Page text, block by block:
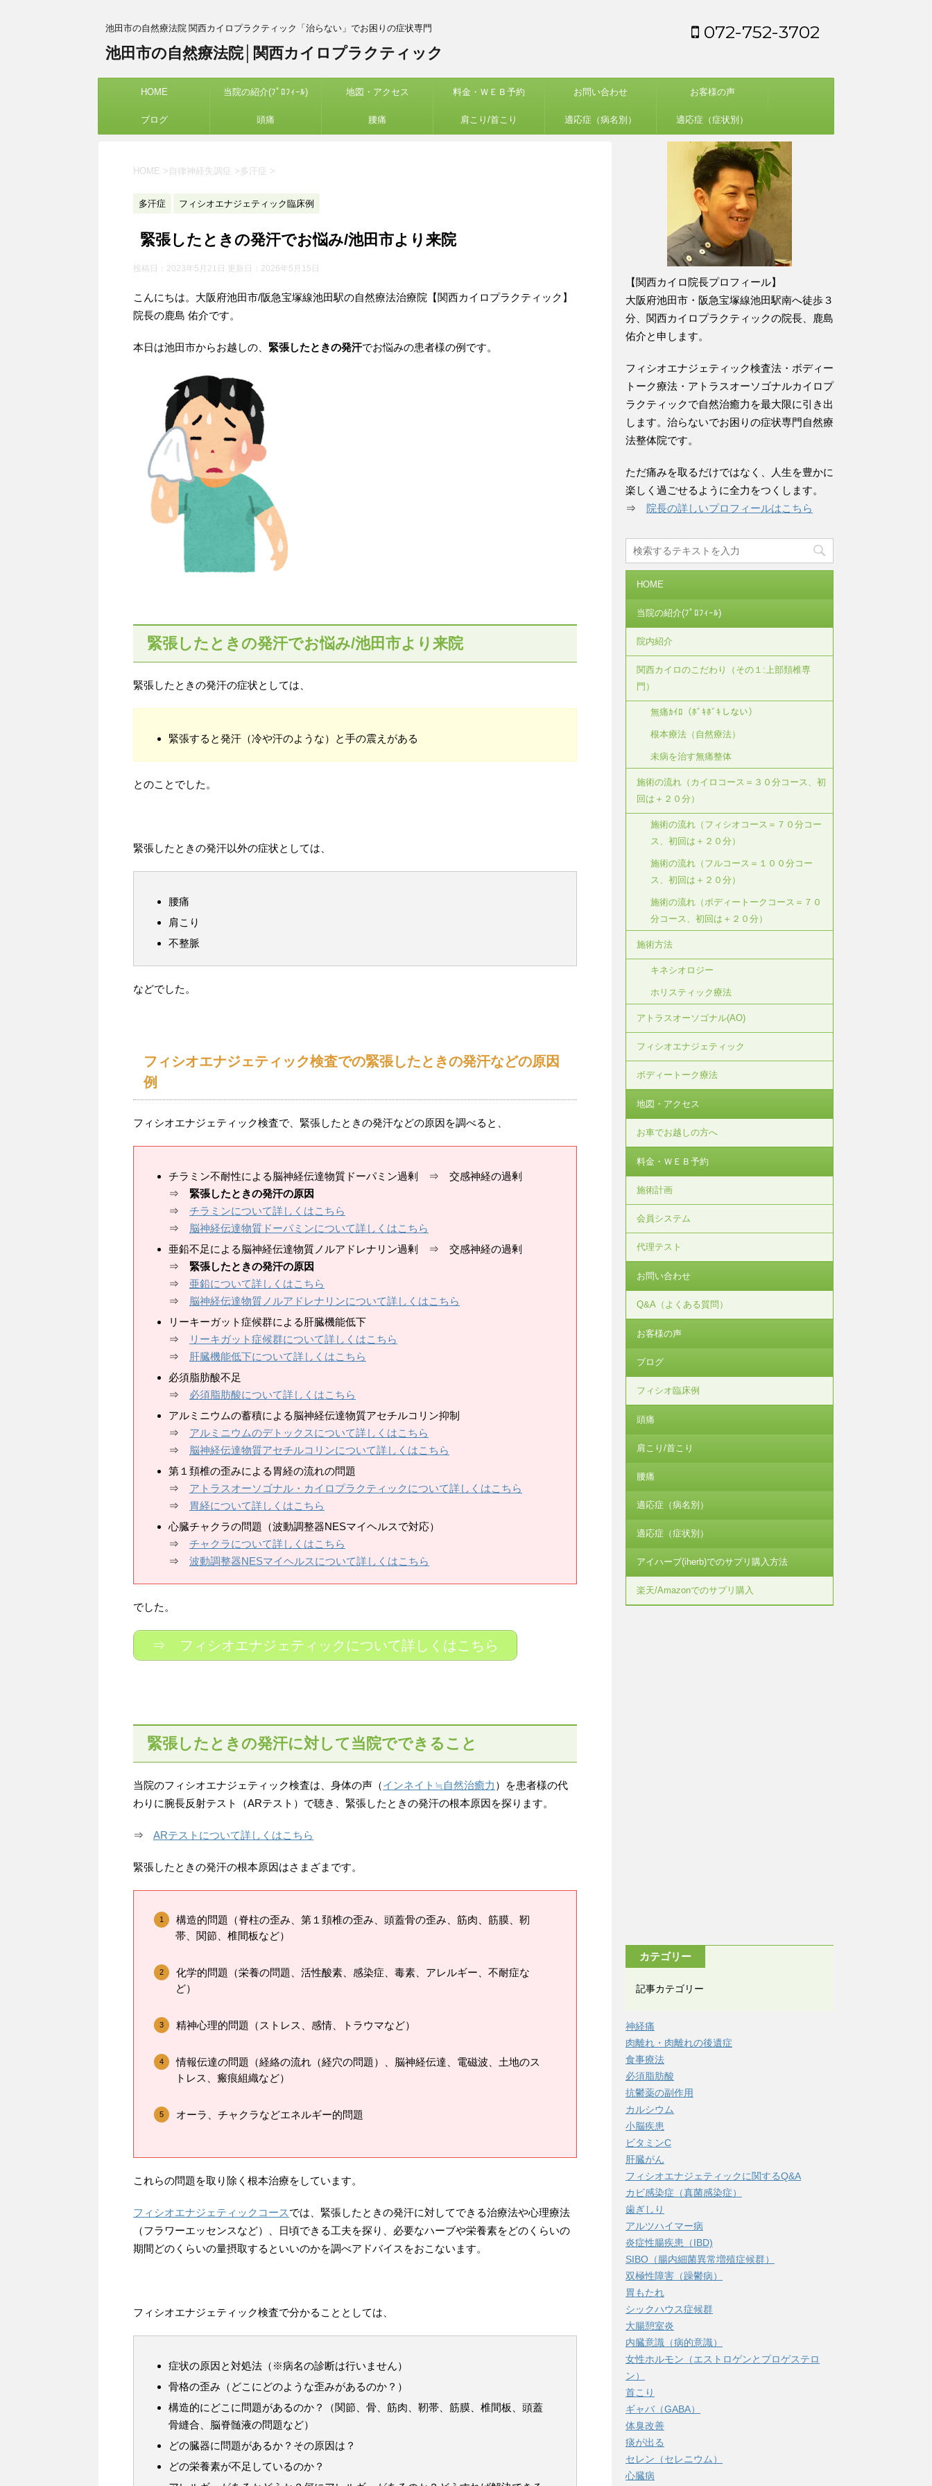
池田市の自然療法院 関西カイロプラクティック「治らない」でお困りの症状専門
池田市の自然療法院│関西カイロプラクティック
072-752-3702
HOME 当院の紹介(ﾌﾟﾛﾌｨｰﾙ) 地図・アクセス 料金・ＷＥＢ予約 お問い合わせ お客様の声
ブログ 頭痛 腰痛 肩こり/首こり 適応症（病名別） 適応症（症状別）
HOME > 自律神経失調症 > 多汗症 >
多汗症 フィシオエナジェティック臨床例
緊張したときの発汗でお悩み/池田市より来院
投稿日：2023年5月21日 更新日： 2026年5月15日
こんにちは。大阪府池田市/阪急宝塚線池田駅の自然療法治療院【関西カイロプラクティック】
院長の鹿島 佑介です。
本日は池田市からお越しの、 緊張したときの発汗でお悩みの患者様の例です。
緊張したときの発汗でお悩み/池田市より来院
緊張したときの発汗の症状としては、
緊張すると発汗（冷や汗のような）と手の震えがある
とのことでした。
緊張したときの発汗以外の症状としては、
腰痛
肩こり
不整脈
などでした。
フィシオエナジェティック検査での緊張したときの発汗などの原因
例
フィシオエナジェティック検査で、緊張したときの発汗などの原因を調べると、
チラミン不耐性による脳神経伝達物質ドーパミン過剰 ⇒ 交感神経の過剰
⇒ 緊張したときの発汗の原因
⇒ チラミンについて詳しくはこちら
⇒ 脳神経伝達物質ドーパミンについて詳しくはこちら
亜鉛不足による脳神経伝達物質ノルアドレナリン過剰 ⇒ 交感神経の過剰
⇒ 緊張したときの発汗の原因
⇒ 亜鉛について詳しくはこちら
⇒ 脳神経伝達物質ノルアドレナリンについて詳しくはこちら
リーキーガット症候群による肝臓機能低下
⇒
リーキガット症候群について詳しくはこちら
⇒
肝臓機能低下について詳しくはこちら
必須脂肪酸不足
⇒ 必須脂肪酸について詳しくはこちら
アルミニウムの蓄積による脳神経伝達物質アセチルコリン抑制
⇒ アルミニウムのデトックスについて詳しくはこちら
⇒ 脳神経伝達物質アセチルコリンについて詳しくはこちら
第１頚椎の歪みによる胃経の流れの問題
⇒ アトラスオーソゴナル・カイロプラクティックについて詳しくはこちら
⇒
胃経について詳しくはこちら
心臓チャクラの問題（波動調整器NESマイヘルスで対応）
⇒ チャクラについて詳しくはこちら
⇒ 波動調整器NESマイヘルスについて詳しくはこちら
でした。
⇒ フィシオエナジェティックについて詳しくはこちら
緊張したときの発汗に対して当院でできること
当院のフィシオエナジェティック検査は、身体の声（インネイト≒自然治癒力 ）を患者様の代
わりに腕長反射テスト（ARテスト）で聴き、緊張したときの発汗の根本原因を探ります。
⇒ ARテストについて詳しくはこちら
緊張したときの発汗の根本原因はさまざまです。
構造的問題（脊柱の歪み、第１頚椎の歪み、頭蓋骨の歪み、筋肉、筋膜、靭
帯、関節、椎間板など）
化学的問題（栄養の問題、活性酸素、感染症、毒素、アレルギー、不耐症な
ど）
精神心理的問題（ストレス、感情、トラウマなど）
情報伝達の問題（経絡の流れ（経穴の問題）、脳神経伝達、電磁波、土地のス
トレス、瘢痕組織など）
オーラ、チャクラなどエネルギー的問題
これらの問題を取り除く根本治療をしています。
フィシオエナジェティックコースでは、緊張したときの発汗に対してできる治療法や心理療法
（フラワーエッセンスなど）、日頃できる工夫を探り、必要なハーブや栄養素をどのくらいの
期間どのくらいの量摂取するといいのかを調べアドバイスをおこないます。
フィシオエナジェティック検査で分かることとしては、
症状の原因と対処法（※病名の診断は行いません）
骨格の歪み（どこにどのような歪みがあるのか？）
構造的にどこに問題があるのか？（関節、骨、筋肉、靭帯、筋膜、椎間板、頭蓋
骨縫合、脳脊髄液の問題など）
どの臓器に問題があるか？その原因は？
どの栄養素が不足しているのか？
【関西カイロ院長プロフィール】
大阪府池田市・阪急宝塚線池田駅南へ徒歩３
分、関西カイロプラクティックの院長、鹿島
佑介と申します。
フィシオエナジェティック検査法・ボディー
トーク療法・アトラスオーソゴナルカイロプ
ラクティックで自然治癒力を最大限に引き出
します。治らないでお困りの症状専門自然療
法整体院です。
ただ痛みを取るだけではなく、人生を豊かに
楽しく過ごせるように全力をつくします。
⇒ 院長の詳しいプロフィールはこちら
HOME
当院の紹介(ﾌﾟﾛﾌｨｰﾙ)
院内紹介
関西カイロのこだわり（その１:上部頚椎専
門）
無痛ｶｲﾛ（ﾎﾞｷﾎﾞｷしない）
根本療法（自然療法）
未病を治す無痛整体
施術の流れ（カイロコース＝３０分コース、初
回は＋２０分）
施術の流れ（フィシオコース＝７０分コー
ス、初回は＋２０分）
施術の流れ（フルコース＝１００分コー
ス、初回は＋２０分）
施術の流れ（ボディートークコース＝７０
分コース、初回は＋２０分）
施術方法
キネシオロジー
ホリスティック療法
アトラスオーソゴナル(AO)
フィシオエナジェティック
ボディートーク療法
地図・アクセス
お車でお越しの方へ
料金・ＷＥＢ予約
施術計画
会員システム
代理テスト
お問い合わせ
Q&A（よくある質問）
お客様の声
ブログ
フィシオ臨床例
頭痛
肩こり/首こり
腰痛
適応症（病名別）
適応症（症状別）
アイハーブ(iherb)でのサプリ購入方法
楽天/Amazonでのサプリ購入
カテゴリー
記事カテゴリー
神経痛
肉離れ・肉離れの後遺症
食事療法
必須脂肪酸
抗鬱薬の副作用
カルシウム
小脳疾患
ビタミンC
肝臓がん
フィシオエナジェティックに関するQ&A
カビ感染症（真菌感染症）
歯ぎしり
アルツハイマー病
炎症性腸疾患（IBD)
SIBO（腸内細菌異常増殖症候群）
双極性障害（躁鬱病）
胃もたれ
シックハウス症候群
大腸憩室炎
内臓意識（病的意識）
女性ホルモン（エストロゲンとプロゲステロ
ン）
首こり
ギャバ（GABA）
体臭改善
痰が出る
セレン（セレニウム）
心臓病